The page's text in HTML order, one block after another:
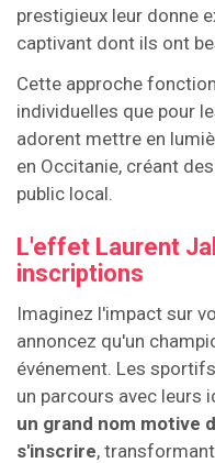
prestigieux leur donne
captivant dont ils ont
Cette approche
individuelles que pour
adorent mettre en
en Occitanie, créant
public local.
L'effet Laurent
inscriptions
Imaginez l'impact sur
annoncez qu'un
événement. Les
un parcours avec leurs
un grand nom motive
s'inscrire,